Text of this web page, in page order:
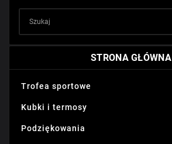
STRONA GŁÓWNA
Trofea sportowe
Kubki i termosy
Podziękowania